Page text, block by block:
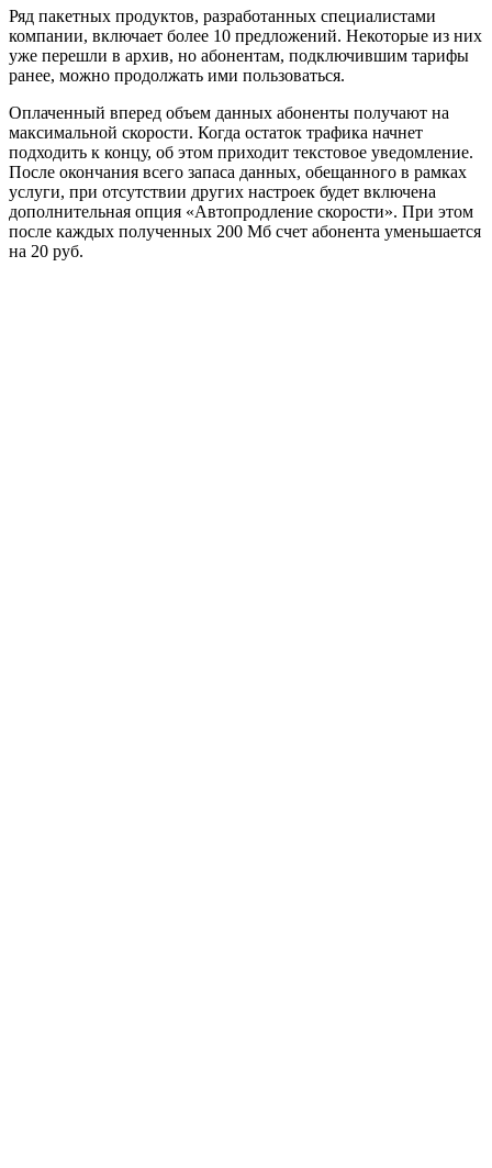
Ряд пакетных продуктов, разработанных специалистами
компании, включает более 10 предложений. Некоторые из них
уже перешли в архив, но абонентам, подключившим тарифы
ранее, можно продолжать ими пользоваться.
Оплаченный вперед объем данных абоненты получают на
максимальной скорости. Когда остаток трафика начнет
подходить к концу, об этом приходит текстовое уведомление.
После окончания всего запаса данных, обещанного в рамках
услуги, при отсутствии других настроек будет включена
дополнительная опция «Автопродление скорости». При этом
после каждых полученных 200 Мб счет абонента уменьшается
на 20 руб.